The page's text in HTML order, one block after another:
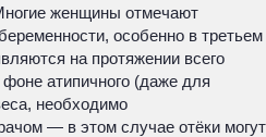
женщины отмечают
особенно в третьем
на протяжении всего
атипичного (даже для
необходимо
— в этом случае отёки могут